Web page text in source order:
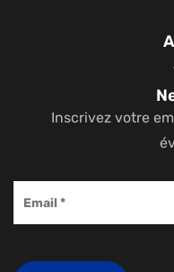
Inscrivez votre